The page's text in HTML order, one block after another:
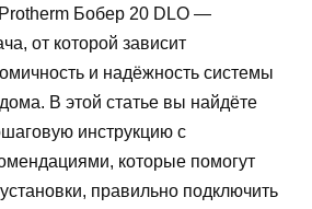
Бобер 20 DLO —
от которой зависит
и надёжность системы
В этой статье вы найдёте
инструкцию с
которые помогут
правильно подключить